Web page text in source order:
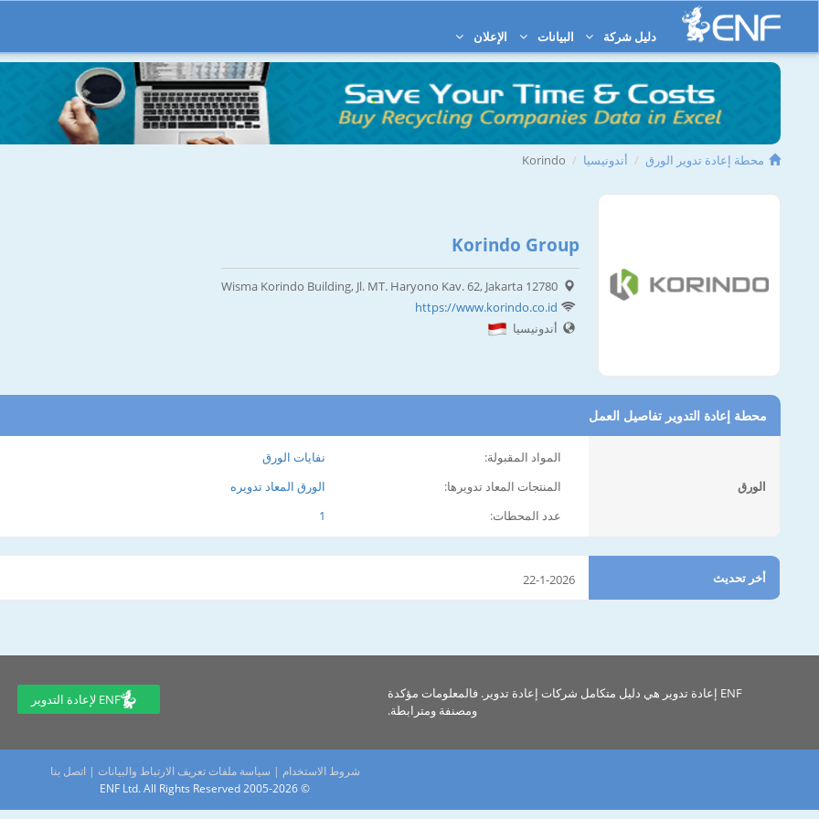
دليل شركة البيانات الإعلان
محطة إعادة تدوير الورق أندونيسيا Korindo
Korindo Group
Wisma Korindo Building, Jl. MT. Haryono Kav. 62, Jakarta 12780
https://www.korindo.co.id
أندونيسيا
محطة إعادة التدوير تفاصيل العمل
الورق
المواد المقبولة:
نفايات الورق
المنتجات المعاد تدويرها:
الورق المعاد تدويره
عدد المحطات:
1
أخر تحديث 22-1-2026
ENF إعادة تدوير هي دليل متكامل شركات إعادة تدوير. فالمعلومات مؤكدة
ومصنفة ومترابطة.
ENF لإعادة التدوير
شروط الاستخدام | سياسة ملفات تعريف الارتباط والبيانات |اتصل بنا
© 2005-2026 ENF Ltd. All Rights Reserved